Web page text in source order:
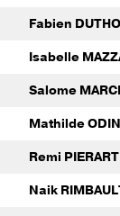
Fabien
Isabelle
Salome
Mathilde ODIN
Remi PIERART
Naik